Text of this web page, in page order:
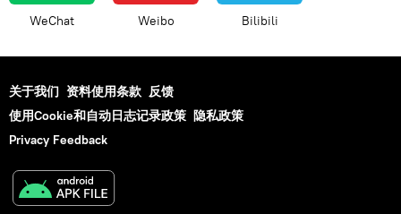
WeChat Weibo Bilibili
关于我们 资料使用条款 反馈
使用Cookie和自动日志记录政策 隐私政策
Privacy Feedback